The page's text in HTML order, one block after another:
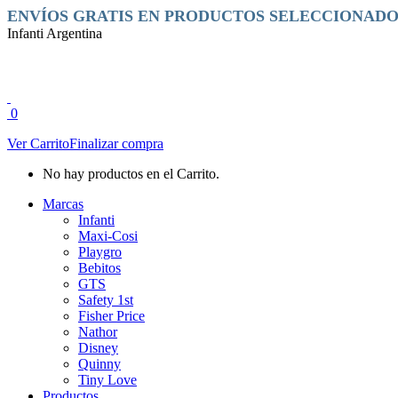
Saltar
al
Facebook
page
Instagram
page
ENVÍOS GRATIS EN PRODUCTOS
Infanti Argentina
0
Ver CarritoFinalizar compra
No hay productos en el Carrito.
Marcas
Infanti
Maxi-Cosi
Playgro
Bebitos
GTS
Safety 1st
Fisher Price
Nathor
Disney
Quinny
Tiny Love